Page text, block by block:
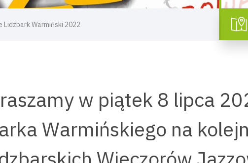
Lidzbark Warmiński 2022
w piątek 8 lipca
Warmińskiego na